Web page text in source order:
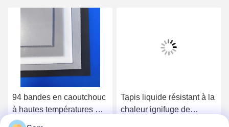
94 bandes en caoutchouc
à hautes températures UV
de silicone de feuille
Tapis liquide résistant à la
chaleur ignifuge de